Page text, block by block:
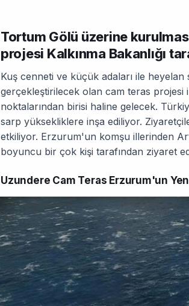
Tortum Gölü üzerine
projesi Kalkınma Bakanlığı
Kuş cenneti ve küçük adaları ile
gerçekleştirilecek olan cam teras projesi
noktalarından birisi haline gelecek.
sarp yüksekliklere inşa ediliyor.
etkiliyor. Erzurum'un komşu illerinden
boyuncu bir çok kişi tarafından ziyaret
Uzundere Cam Teras Erzurum'un